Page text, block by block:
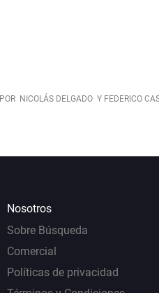
POR NICOLÁS DELGADO Y FEDERICO
Nosotros
Sobre Búsqueda
Comercial
Políticas de privacidad